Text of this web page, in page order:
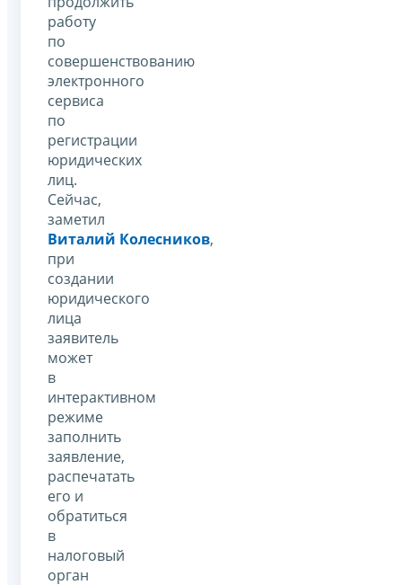
работу
по
совершенствованию
электронного
сервиса
по
регистрации
юридических
лиц.
Сейчас,
заметил
Виталий Колесников,
при
создании
юридического
лица
заявитель
может
в
интерактивном
режиме
заполнить
заявление,
распечатать
его и
обратиться
в
налоговый
орган